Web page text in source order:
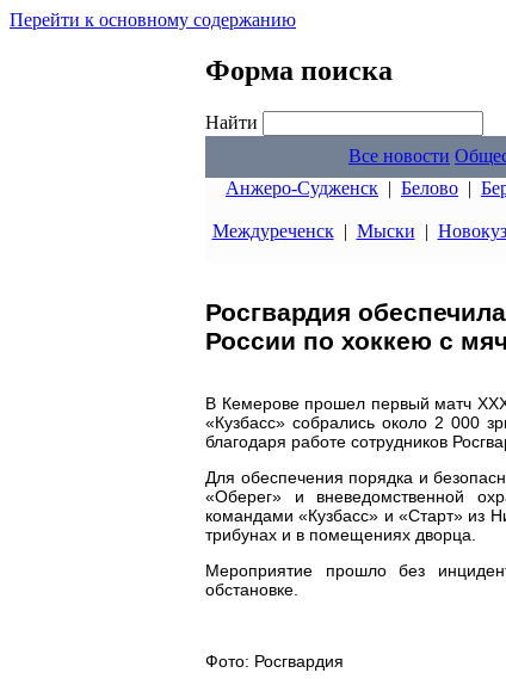
Перейти к основному содержанию
Форма поиска
Найти
Все новости
Анжеро-Судженск | Белово |
Междуреченск| Мыски |
Росгвардия
России по хоккею с
В Кемерове прошел первый матч
«Кузбасс» собрались около 2 000
благодаря работе сотрудников
Для обеспечения порядка и
«Оберег» и вневедомственной
командами «Кузбасс» и «Старт» из
трибунах и в помещениях дворца.
Мероприятие прошло без
обстановке.
Фото: Росгвардия